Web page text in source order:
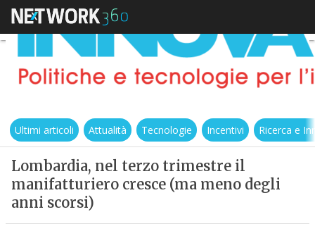
Ultimi articoli Attualità Tecnologie Incentivi Ricerca e
Lombardia, nel terzo trimestre il
manifatturiero cresce (ma meno degli
anni scorsi)